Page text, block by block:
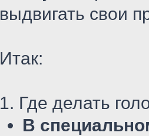
выдвигать свои
Итак:
1. Где делать
В